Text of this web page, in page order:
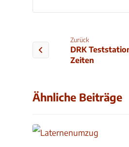
Zurück
DRK
Zeiten
Ähnliche Beiträge